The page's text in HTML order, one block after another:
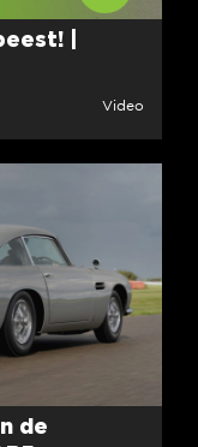
|
Video
de